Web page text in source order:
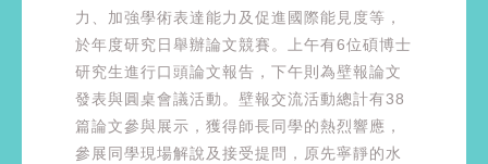
力、加強學術表達能力及促進國際能見度等，
於年度研究日舉辦論文競賽。上午有6位碩博士
研究生進行口頭論文報告，下午則為壁報論文
發表與圓桌會議活動。壁報交流活動總計有38
篇論文參與展示，獲得師長同學的熱烈響應，
參展同學現場解說及接受提問，原先寧靜的水